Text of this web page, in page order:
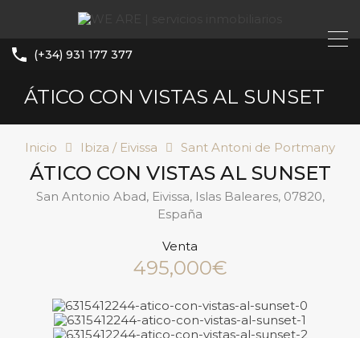
(+34) 931 177 377
ÁTICO CON VISTAS AL SUNSET
Inicio Ibiza / Eivissa Sant Antoni de Portmany
ÁTICO CON VISTAS AL SUNSET
San Antonio Abad, Eivissa, Islas Baleares, 07820,
España
Venta
495,000€